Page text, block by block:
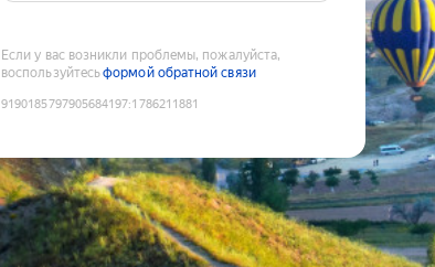
Если у вас возникли проблемы, пожалуйста,
воспользуйтесьформой обратной связи
9190185797905684197:1786211881